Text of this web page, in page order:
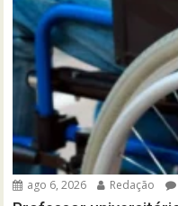
ago 6, 2026 Redação